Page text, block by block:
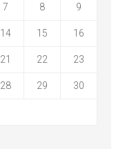
7 8 9
14 15 16
21 22 23
28 29 30